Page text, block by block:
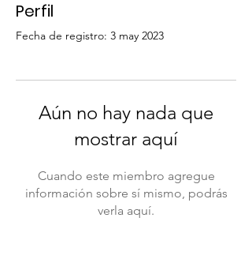
Perfil
Fecha de registro: 3 may 2023
Aún no hay nada que
mostrar aquí
Cuando este miembro agregue
información sobre sí mismo, podrás
verla aquí.